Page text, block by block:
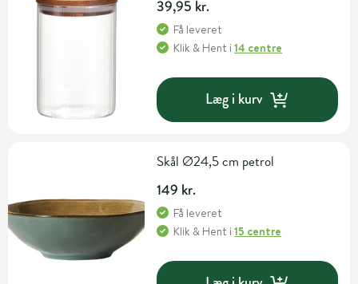
39,95 kr.
Få leveret
Klik & Hent i14 centre
Læg i kurv
Skål Ø24,5 cm petrol
149 kr.
Få leveret
Klik & Hent i15 centre